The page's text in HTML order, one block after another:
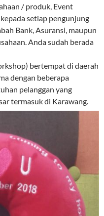
/ produk, Event
setiap pengunjung
Bank, Asuransi, maupun
Anda sudah berada
bertempat di daerah
dengan beberapa
pelanggan yang
termasuk di Karawang.